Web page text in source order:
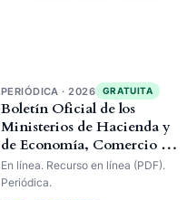
PERIÓDICA · 2026 GRATUITA
Boletín Oficial de los
Ministerios de Hacienda y
de Economía, Comercio y
Empresa
En línea. Recurso en línea (PDF).
Periódica.